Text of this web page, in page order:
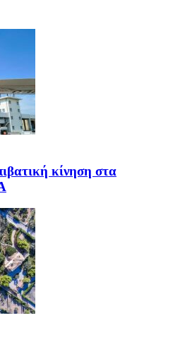
κίνηση στα